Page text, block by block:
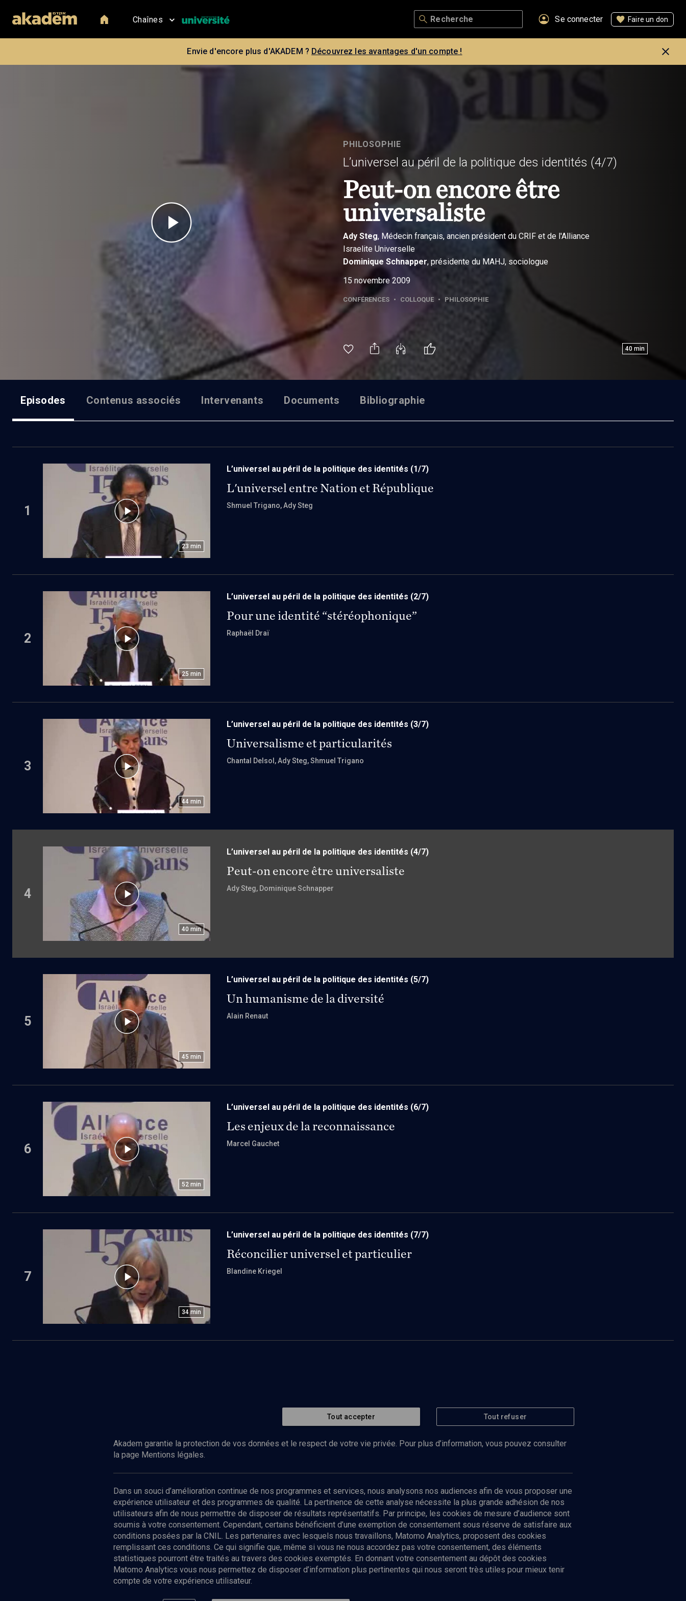
Chaînes Se connecter Faire un don
Envie d'encore plus d'AKADEM ? Découvrez les avantages d'un compte !
PHILOSOPHIE
L’universel au péril de la politique des identités (4/7)
Peut-on encore être
universaliste
Ady Steg, Médecin français, ancien président du CRIF et de l'Alliance
Israelite Universelle
Dominique Schnapper, présidente du MAHJ, sociologue
15 novembre 2009
CONFÉRENCES • COLLOQUE • PHILOSOPHIE
40 min
Episodes Contenus associés Intervenants Documents Bibliographie
1
23 min
L’universel au péril de la politique des identités (1/7)
L'universel entre Nation et République
Shmuel Trigano, Ady Steg
2
25 min
L’universel au péril de la politique des identités (2/7)
Pour une identité “stéréophonique”
Raphaël Draï
3
44 min
L’universel au péril de la politique des identités (3/7)
Universalisme et particularités
Chantal Delsol , Ady Steg, Shmuel Trigano
4
40 min
L’universel au péril de la politique des identités (4/7)
Peut-on encore être universaliste
Ady Steg, Dominique Schnapper
5
45 min
L’universel au péril de la politique des identités (5/7)
Un humanisme de la diversité
Alain Renaut
6
52 min
L’universel au péril de la politique des identités (6/7)
Les enjeux de la reconnaissance
Marcel Gauchet
7
34 min
L’universel au péril de la politique des identités (7/7)
Réconcilier universel et particulier
Blandine Kriegel
Abonnez-vous à notre newsletter
Envoyer
Nos Chaines
Tout accepter Tout refuser
Akadem garantie la protection de vos données et le respect de votre vie privée. Pour plus d’information, vous pouvez consulter
la page Mentions légales.
Dans un souci d’amélioration continue de nos programmes et services, nous analysons nos audiences afin de vous proposer une
expérience utilisateur et des programmes de qualité. La pertinence de cette analyse nécessite la plus grande adhésion de nos
utilisateurs afin de nous permettre de disposer de résultats représentatifs. Par principe, les cookies de mesure d’audience sont
soumis à votre consentement. Cependant, certains bénéficient d’une exemption de consentement sous réserve de satisfaire aux
conditions posées par la CNIL. Les partenaires avec lesquels nous travaillons, Matomo Analytics, proposent des cookies
remplissant ces conditions. Ce qui signifie que, même si vous ne nous accordez pas votre consentement, des éléments
statistiques pourront être traités au travers des cookies exemptés. En donnant votre consentement au dépôt des cookies
Matomo Analytics vous nous permettez de disposer d’information plus pertinentes qui nous seront très utiles pour mieux tenir
compte de votre expérience utilisateur.